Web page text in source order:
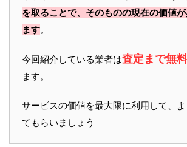
を取ることで、そのものの現在の価値
ます。
今回紹介している業者は査定まで無料
ます。
サービスの価値を最大限に利用して、
てもらいましょう